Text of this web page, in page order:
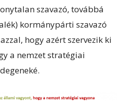
szavazó, továbbá
kormánypárti szavazó
hogy azért szervezik ki
a nemzet stratégiai